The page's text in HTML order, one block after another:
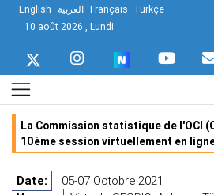
English العربية Français Türkçe
10 août 2026 , Lundi
La Commission statistique de l'OCI
10ème session virtuellement en
Date:
05-07 Octobre 2021